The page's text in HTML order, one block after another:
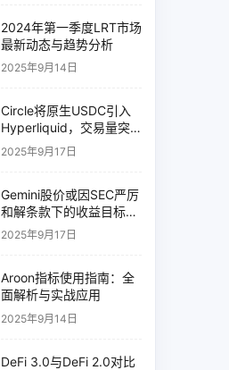
2024年第一季度LRT市场
最新动态与趋势分析
2025年9月14日
Circle将原生USDC引入
Hyperliquid，交易量突
破币安14%
2025年9月17日
Gemini股价或因SEC严厉
和解条款下的收益目标破
灭而下跌
2025年9月17日
Aroon指标使用指南：全
面解析与实战应用
2025年9月14日
DeFi 3.0与DeFi 2.0对比